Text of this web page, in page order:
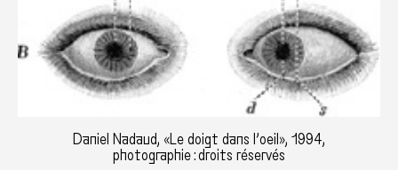
Daniel Nadaud, «Le doigt dans l’oeil», 1994,
photographie : droits réservés